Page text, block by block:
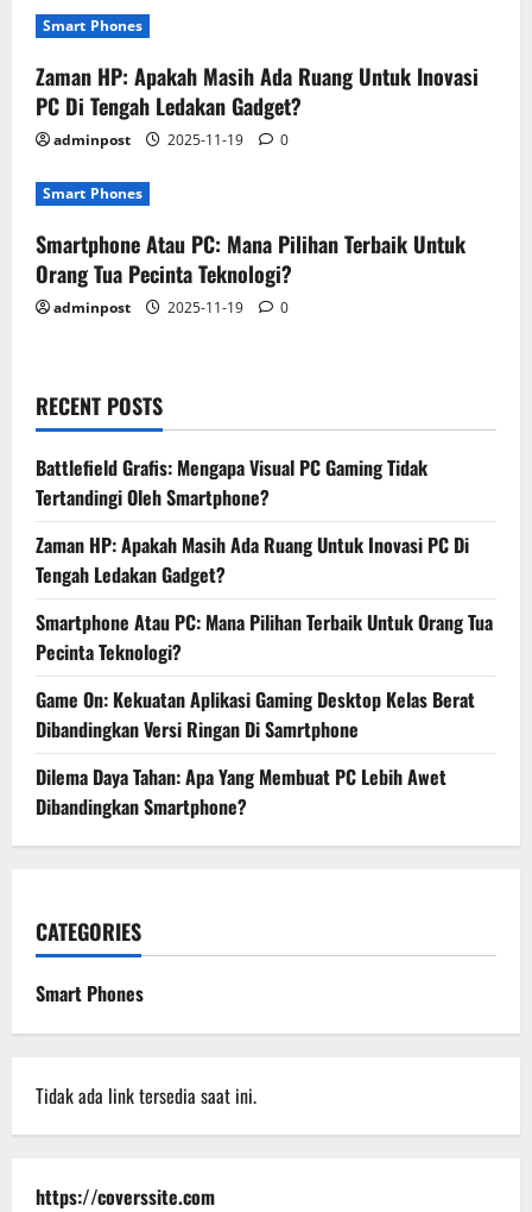
Smart Phones
Zaman HP: Apakah Masih Ada Ruang Untuk Inovasi
PC Di Tengah Ledakan Gadget?
adminpost 2025-11-19 0
Smart Phones
Smartphone Atau PC: Mana Pilihan Terbaik Untuk
Orang Tua Pecinta Teknologi?
adminpost 2025-11-19 0
RECENT POSTS
Battlefield Grafis: Mengapa Visual PC Gaming Tidak
Tertandingi Oleh Smartphone?
Zaman HP: Apakah Masih Ada Ruang Untuk Inovasi PC Di
Tengah Ledakan Gadget?
Smartphone Atau PC: Mana Pilihan Terbaik Untuk Orang Tua
Pecinta Teknologi?
Game On: Kekuatan Aplikasi Gaming Desktop Kelas Berat
Dibandingkan Versi Ringan Di Samrtphone
Dilema Daya Tahan: Apa Yang Membuat PC Lebih Awet
Dibandingkan Smartphone?
CATEGORIES
Smart Phones
Tidak ada link tersedia saat ini.
https://coverssite.com